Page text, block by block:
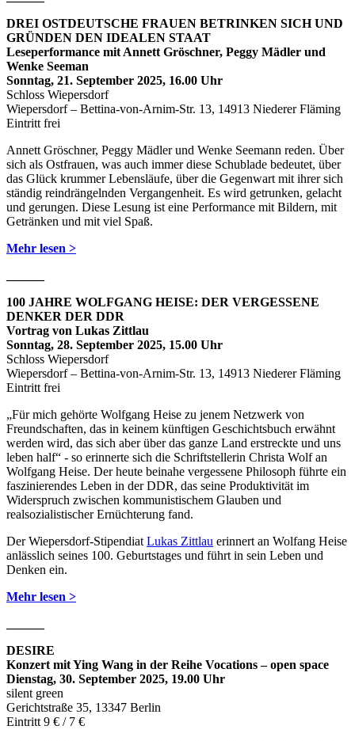
DREI OSTDEUTSCHE FRAUEN BETRINKEN SICH UND
GRÜNDEN DEN IDEALEN STAAT
Leseperformance mit Annett Gröschner, Peggy Mädler und
Wenke Seeman
Sonntag, 21. September 2025, 16.00 Uhr
Schloss Wiepersdorf
Wiepersdorf – Bettina-von-Arnim-Str. 13, 14913 Niederer Fläming
Eintritt frei
Annett Gröschner, Peggy Mädler und Wenke Seemann reden. Über
sich als Ostfrauen, was auch immer diese Schublade bedeutet, über
das Glück krummer Lebensläufe, über die Gegenwart mit ihrer sich
ständig reindrängelnden Vergangenheit. Es wird getrunken, gelacht
und gerungen. Diese Lesung ist eine Performance mit Bildern, mit
Getränken und mit viel Spaß.
Mehr lesen >
100 JAHRE WOLFGANG HEISE: DER VERGESSENE
DENKER DER DDR
Vortrag von Lukas Zittlau
Sonntag, 28. September 2025, 15.00 Uhr
Schloss Wiepersdorf
Wiepersdorf – Bettina-von-Arnim-Str. 13, 14913 Niederer Fläming
Eintritt frei
„Für mich gehörte Wolfgang Heise zu jenem Netzwerk von
Freundschaften, das in keinem künftigen Geschichtsbuch erwähnt
werden wird, das sich aber über das ganze Land erstreckte und uns
leben half“ - so erinnerte sich die Schriftstellerin Christa Wolf an
Wolfgang Heise. Der heute beinahe vergessene Philosoph führte ein
faszinierendes Leben in der DDR, das seine Produktivität im
Widerspruch zwischen kommunistischem Glauben und
realsozialistischer Ernüchterung fand.
Der Wiepersdorf-Stipendiat Lukas Zittlau erinnert an Wolfang Heise
anlässlich seines 100. Geburtstages und führt in sein Leben und
Denken ein.
Mehr lesen >
DESIRE
Konzert mit Ying Wang in der Reihe Vocations – open space
Dienstag, 30. September 2025, 19.00 Uhr
silent green
Gerichtstraße 35, 13347 Berlin
Eintritt 9 € / 7 €